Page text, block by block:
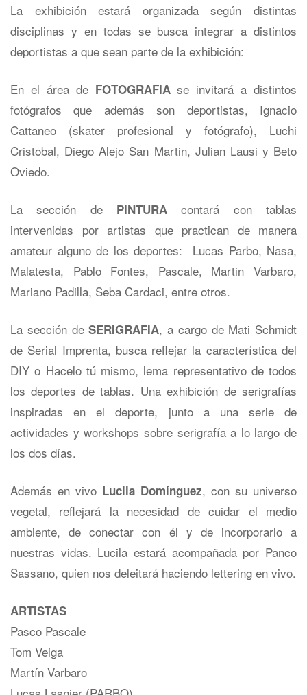
La exhibición estará organizada según distintas
disciplinas y en todas se busca integrar a distintos
deportistas a que sean parte de la exhibición:
En el área de FOTOGRAFIAse invitará a distintos
fotógrafos que además son deportistas, Ignacio
Cattaneo (skater profesional y fotógrafo), Luchi
Cristobal, Diego Alejo San Martin, Julian Lausi y Beto
Oviedo.
La sección de PINTURA contará con tablas
intervenidas por artistas que practican de manera
amateur alguno de los deportes: Lucas Parbo, Nasa,
Malatesta, Pablo Fontes, Pascale, Martin Varbaro,
Mariano Padilla, Seba Cardaci, entre otros.
La sección deSERIGRAFIA, a cargo de Mati Schmidt
de Serial Imprenta, busca reflejar la característica del
DIY o Hacelo tú mismo, lema representativo de todos
los deportes de tablas. Una exhibición de serigrafías
inspiradas en el deporte, junto a una serie de
actividades y workshops sobre serigrafía a lo largo de
los dos días.
Además en vivo Lucila Domínguez, con su universo
vegetal, reflejará la necesidad de cuidar el medio
ambiente, de conectar con él y de incorporarlo a
nuestras vidas. Lucila estará acompañada por Panco
Sassano, quien nos deleitará haciendo lettering en vivo.
ARTISTAS
Pasco Pascale
Tom Veiga
Martín Varbaro